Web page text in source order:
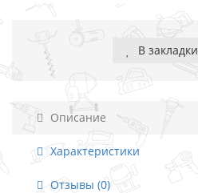
В закладки
Описание
Характеристики
Отзывы (0)